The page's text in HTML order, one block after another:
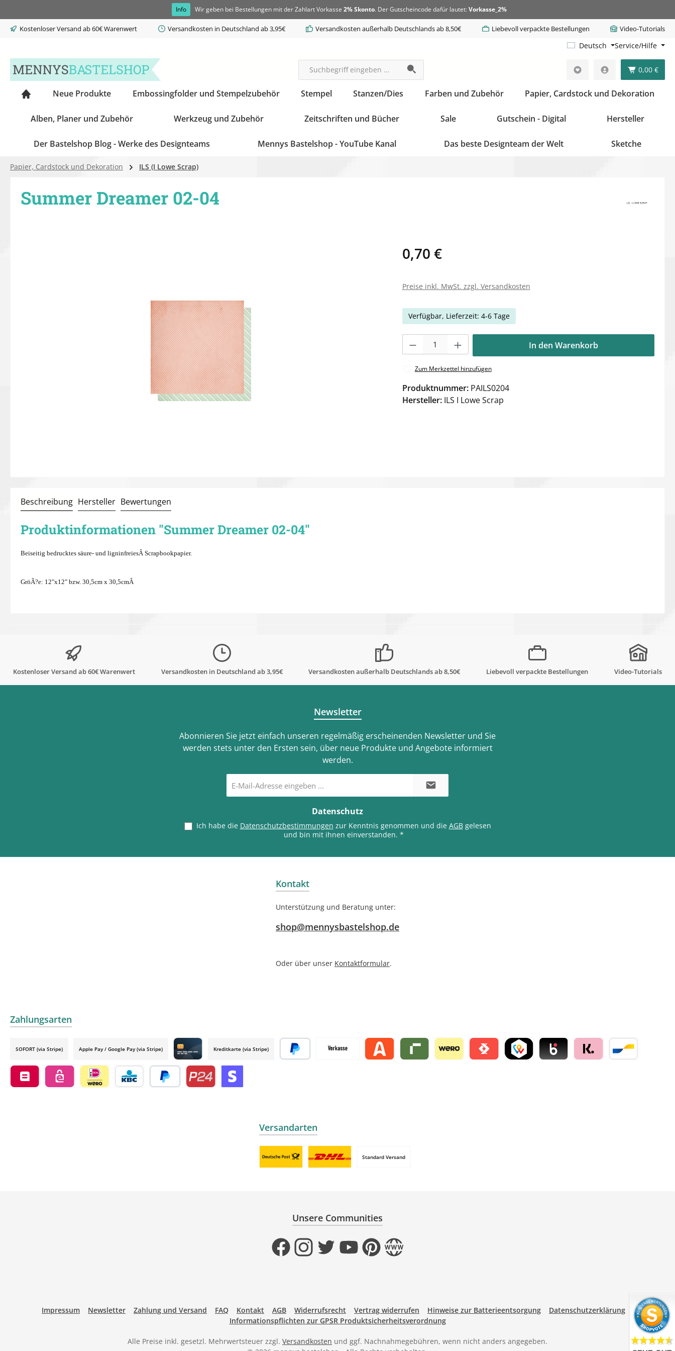
Info Wir geben bei Bestellungen mit der Zahlart Vorkasse 2% Skonto. Der Gutscheincode dafür lautet: Vorkasse_2%
Kostenloser Versand ab 60€ Warenwert Versandkosten in Deutschland ab 3,95€ Versandkosten außerhalb Deutschlands ab 8,50€ Liebevoll verpackte Bestellungen Video-Tutorials
Deutsch Service/Hilfe
0,00 €
Neue Produkte Embossingfolder und Stempelzubehör Stempel Stanzen/Dies Farben und Zubehör Papier, Cardstock und Dekoration
Alben, Planer und Zubehör Werkzeug und Zubehör Zeitschriften und Bücher Sale Gutschein - Digital Hersteller
Der Bastelshop Blog - Werke des Designteams Mennys Bastelshop - YouTube Kanal Das beste Designteam der Welt Sketche
Papier, Cardstock und Dekoration ILS (I Lowe Scrap)
Summer Dreamer 02-04
0,70 €
Preise inkl. MwSt. zzgl. Versandkosten
Verfügbar, Lieferzeit: 4-6 Tage
In den Warenkorb
Zum Merkzettel hinzufügen
Produktnummer: PAILS0204
Hersteller: ILS I Lowe Scrap
Beschreibung Hersteller Bewertungen
Produktinformationen "Summer Dreamer 02-04"
Beiseitig bedrucktes säure- und ligninfreiesÂScrapbookpapier.
GröÃ?e: 12"x12" bzw. 30,5cm x 30,5cmÂ
Kostenloser Versand ab 60€ Warenwert Versandkosten in Deutschland ab 3,95€ Versandkosten außerhalb Deutschlands ab 8,50€ Liebevoll verpackte Bestellungen Video-Tutorials
Newsletter
Abonnieren Sie jetzt einfach unseren regelmäßig erscheinenden Newsletter und Sie
werden stets unter den Ersten sein, über neue Produkte und Angebote informiert
werden.
Mail-
Adresse
Datenschutz
Ich habe die Datenschutzbestimmungen zur Kenntnis genommen und die AGBgelesen
und bin mit ihnen einverstanden. *
Kontakt
Unterstützung und Beratung unter:
shop@mennysbastelshop.de
Oder über unser Kontaktformular.
Zahlungsarten
SOFORT (via Stripe) Apple Pay / Google Pay (via Stripe)
Credit card by mollie
Kreditkarte (via Stripe)
Versandarten
Standard Versand
Unsere Communities
FacebookInstagramTwitterYouTubePinterestWebsite
Impressum Newsletter Zahlung und Versand FAQ Kontakt AGB Widerrufsrecht Vertrag widerrufen Hinweise zur Batterieentsorgung
Datenschutzerklärung
Informationspflichten zur GPSR Produktsicherheitsverordnung
Alle Preise inkl. gesetzl. Mehrwertsteuer zzgl. Versandkosten und ggf. Nachnahmegebühren, wenn nicht anders angegeben.